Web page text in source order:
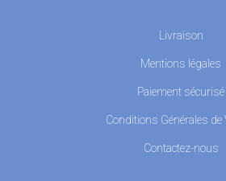
Livraison
Mentions légales
Paiement sécurisé
Conditions Générales de
Contactez-nous